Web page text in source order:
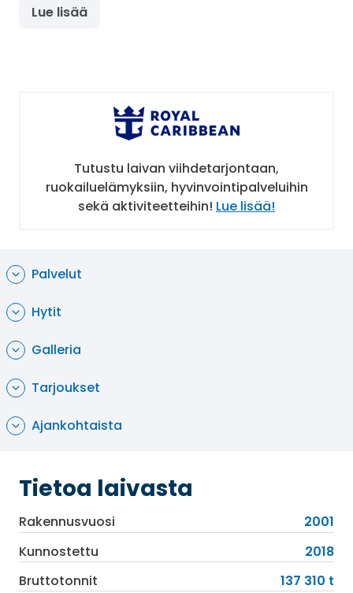
pääsee herkuttelemaan myös kuuluisalla Ben &
Pidit sitten enemmän rauhallisesta ilmapiiristä
käy pitkäksi tällä aluksella. Laivalla on
esimerkiksi Broadway-tyylisiä esityksiä,
yökerhoja ja baareja, taitoluisteluesityksiä,
Lapsille on oma vesipuisto.
Urheilu ja hyvinvointi
Aluksella on suuri kuntoilualue upealla
merinäköalalla, uima-altaita aurinkokannella,
urheilukenttä sekä ohjattuja liikuntatunteja
kuten aerobicia ja pilatesta. Laivalla on myös
sekä perinteinen että höyrysauna. Kylpylässä on
tarjolla laaja valikoima hyvinvointi- ja
Lue lisää
Tutustu laivan viihdetarjontaan,
ruokailuelämyksiin, hyvinvointipalveluihin
sekä aktiviteetteihin! Lue lisää!
Palvelut
Hytit
Galleria
Tarjoukset
Ajankohtaista
Tietoa laivasta
Rakennusvuosi
2001
Kunnostettu
2018
Bruttotonnit
137 310 t